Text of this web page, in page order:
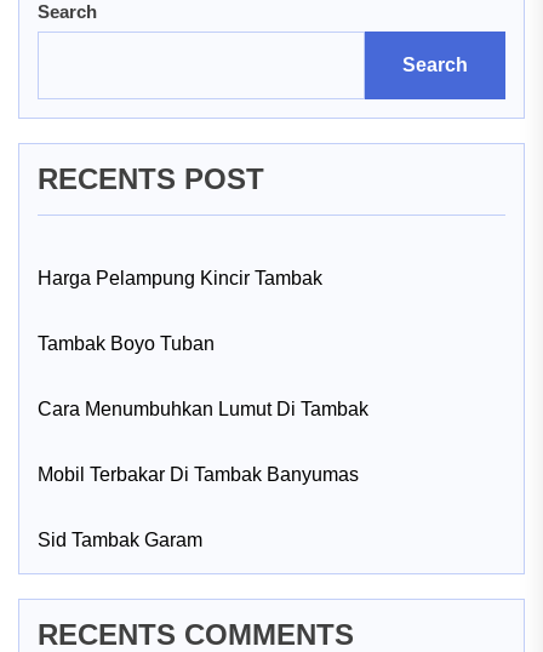
Search
Search
RECENTS POST
Harga Pelampung Kincir Tambak
Tambak Boyo Tuban
Cara Menumbuhkan Lumut Di Tambak
Mobil Terbakar Di Tambak Banyumas
Sid Tambak Garam
RECENTS COMMENTS